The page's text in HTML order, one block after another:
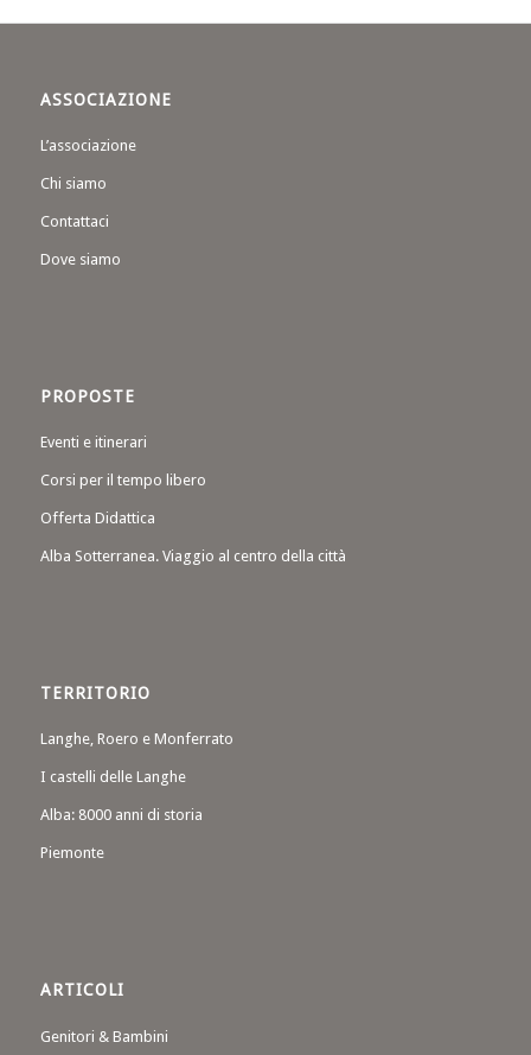
ASSOCIAZIONE
L’associazione
Chi siamo
Contattaci
Dove siamo
PROPOSTE
Eventi e itinerari
Corsi per il tempo libero
Offerta Didattica
Alba Sotterranea. Viaggio al centro della città
TERRITORIO
Langhe, Roero e Monferrato
I castelli delle Langhe
Alba: 8000 anni di storia
Piemonte
ARTICOLI
Genitori & Bambini